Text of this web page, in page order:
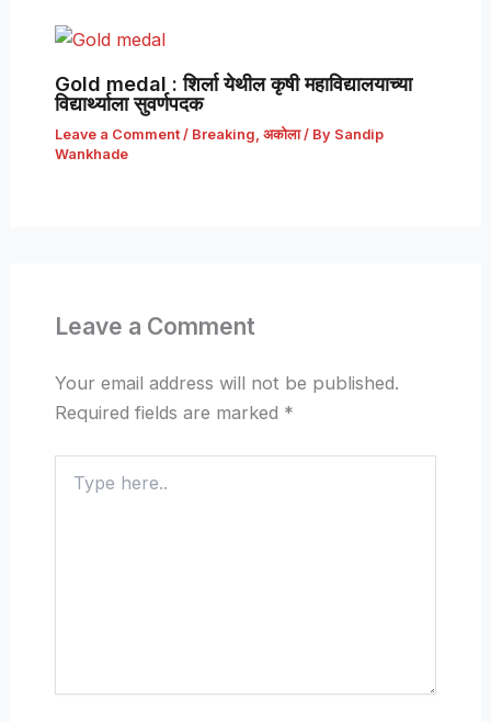
Gold medal : शिर्ला येथील कृषी महाविद्यालयाच्या
विद्यार्थ्याला सुवर्णपदक
Leave a Comment / Breaking अकोला/ By Sandip
Wankhade
Leave a Comment
Your email address will not be published.
Required fields are marked *
here..